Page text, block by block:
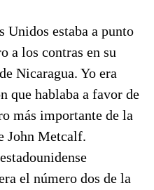
Unidos estaba a punto
a los contras en su
Nicaragua. Yo era
que hablaba a favor de
más importante de la
John Metcalf.
el número dos de la